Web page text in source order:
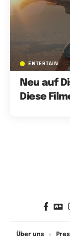
ENTERTAIN
Neu auf
Diese
Über uns